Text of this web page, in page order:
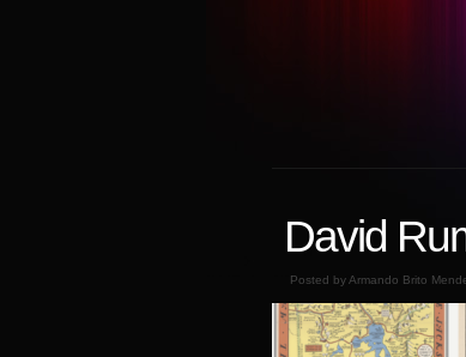
David
Posted by Armando Brito